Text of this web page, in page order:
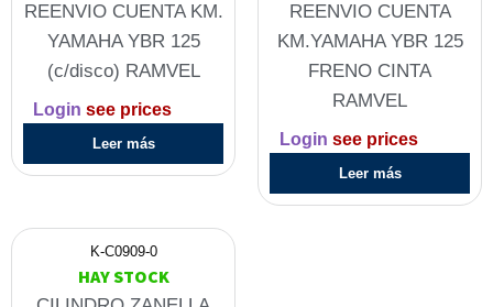
REENVIO CUENTA KM.
YAMAHA YBR 125
(c/disco) RAMVEL
Login see prices
Leer más
REENVIO CUENTA
KM.YAMAHA YBR 125
FRENO CINTA
RAMVEL
Login see prices
Leer más
K-C0909-0
HAY STOCK